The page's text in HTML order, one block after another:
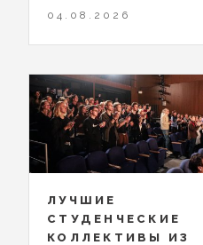
04.08.2026
ЛУЧШИЕ
СТУДЕНЧЕСКИЕ
КОЛЛЕКТИВЫ ИЗ